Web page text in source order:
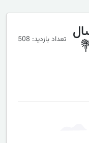
تعداد بازدید: 508